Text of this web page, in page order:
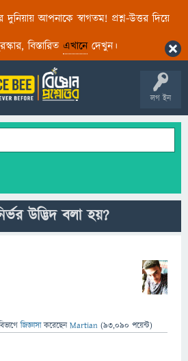
দুনিয়ায় আপনাকে স্বাগতম! প্রশ্ন-উত্তর দিয়ে
বিস্তারিত এখানেদেখুন।
লগ ইন
উদ্ভিদ বলা হয়?
জিজ্ঞাসাকরেছেনMartian (93,090 পয়েন্ট)